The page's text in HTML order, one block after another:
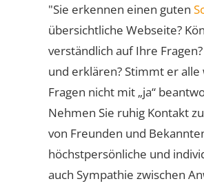
"Sie erkennen einen guten
übersichtliche Webseite?
verständlich auf Ihre
und erklären? Stimmt er
Fragen nicht mit „ja“
Nehmen Sie ruhig Kontakt
von Freunden und
höchstpersönliche und
auch Sympathie zwischen